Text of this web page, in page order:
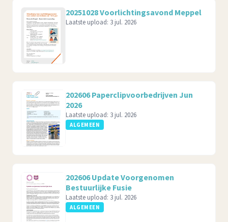
20251028 Voorlichtingsavond Meppel
Laatste upload: 3 jul. 2026
202606 Paperclipvoorbedrijven Jun
2026
Laatste upload: 3 jul. 2026
ALGEMEEN
202606 Update Voorgenomen
Bestuurlijke Fusie
Laatste upload: 3 jul. 2026
ALGEMEEN